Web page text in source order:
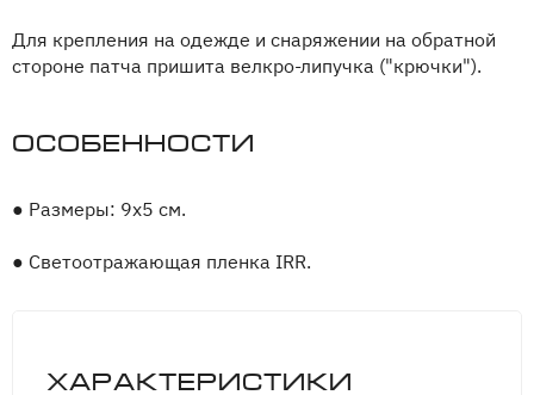
Для крепления на одежде и снаряжении на обратной
стороне патча пришита велкро-липучка ("крючки").
Особенности
● Размеры: 9х5 см.
● Светоотражающая пленка IRR.
Характеристики